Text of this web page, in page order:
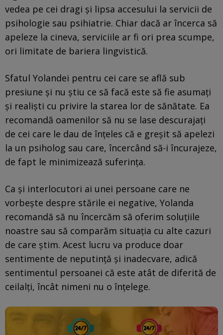
vedea pe cei dragi și lipsa accesului la servicii de
psihologie sau psihiatrie. Chiar dacă ar încerca să
apeleze la cineva, serviciile ar fi ori prea scumpe,
ori limitate de bariera lingvistică.
Sfatul Yolandei pentru cei care se află sub
presiune și nu știu ce să facă este să fie asumați
și realiști cu privire la starea lor de sănătate. Ea
recomandă oamenilor să nu se lase descurajați
de cei care le dau de înțeles că e greșit să apelezi
la un psiholog sau care, încercând să-i încurajeze,
de fapt le minimizează suferința.
Ca și interlocutori ai unei persoane care ne
vorbește despre stările ei negative, Yolanda
recomandă să nu încercăm să oferim soluțiile
noastre sau să comparăm situația cu alte cazuri
de care știm. Acest lucru va produce doar
sentimente de neputință și inadecvare, adică
sentimentul persoanei că este atât de diferită de
ceilalți, încât nimeni nu o înțelege.